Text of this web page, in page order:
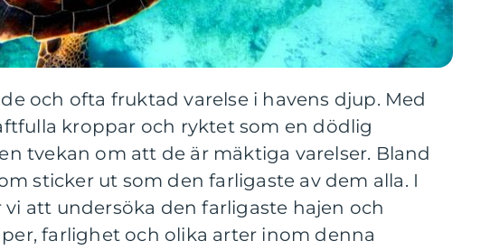
och ofta fruktad varelse i havens djup. Med
kroppar och ryktet som en dödlig
tvekan om att de är mäktiga varelser. Bland
sticker ut som den farligaste av dem alla. I
att undersöka den farligaste hajen och
farlighet och olika arter inom denna